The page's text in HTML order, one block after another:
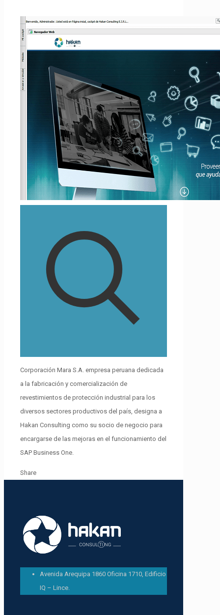
Corporación Mara S.A. empresa peruana dedicada
a la fabricación y comercialización de
revestimientos de protección industrial para los
diversos sectores productivos del país, designa a
Hakan Consulting como su socio de negocio para
encargarse de las mejoras en el funcionamiento del
SAP Business One.
Share
Avenida Arequipa 1860 Oficina 1710, Edificio
IQ – Lince.